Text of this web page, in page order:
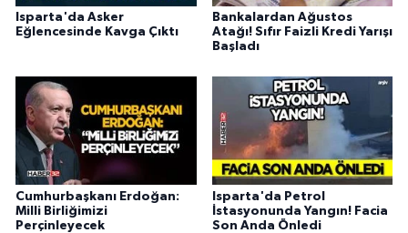
Isparta'da Asker
Eğlencesinde Kavga Çıktı
Bankalardan Ağustos
Atağı! Sıfır Faizli Kredi Yarışı
Başladı
Cumhurbaşkanı Erdoğan:
Milli Birliğimizi
Perçinleyecek
Isparta'da Petrol
İstasyonunda Yangın! Facia
Son Anda Önledi